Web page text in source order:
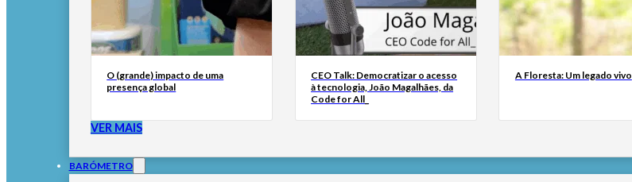
O (grande) impacto de uma
presença global
CEO Talk: Democratizar o acesso
à tecnologia, João Magalhães, da
Code for All_
A Floresta: Um legado vivo
VER MAIS
BARÓMETRO